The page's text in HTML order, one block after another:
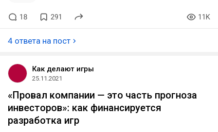
18 291 11K
4 ответа на пост
Как делают игры
25.11.2021
«Провал компании — это часть прогноза
инвесторов»: как финансируется
разработка игр